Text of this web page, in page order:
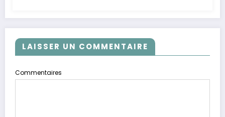
LAISSER UN COMMENTAIRE
Commentaires